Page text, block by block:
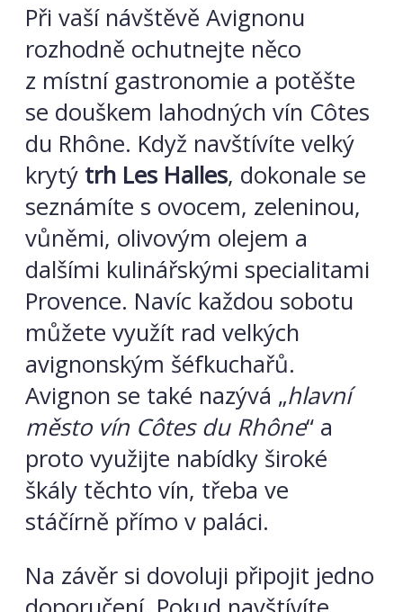
Při vaší návštěvě Avignonu
rozhodně ochutnejte něco
z místní gastronomie a potěšte
se douškem lahodných vín Côtes
du Rhône. Když navštívíte velký
krytý trh Les Halles, dokonale se
seznámíte s ovocem, zeleninou,
vůněmi, olivovým olejem a
dalšími kulinářskými specialitami
Provence. Navíc každou sobotu
můžete využít rad velkých
avignonským šéfkuchařů.
Avignon se také nazývá „hlavní
město vín Côtes du Rhône“ a
proto využijte nabídky široké
škály těchto vín, třeba ve
stáčírně přímo v paláci.
Na závěr si dovoluji připojit jedno